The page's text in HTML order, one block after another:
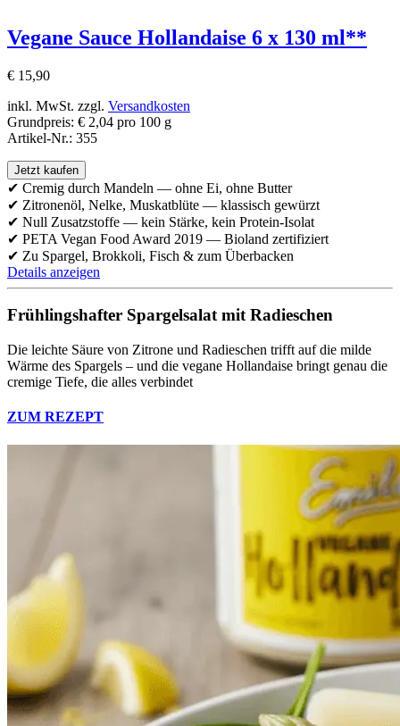
Vegane Sauce Hollandaise 6 x 130 ml**
€ 15,90
inkl. MwSt. zzgl. Versandkosten
Grundpreis: € 2,04 pro 100 g
Artikel-Nr.: 355
Jetzt kaufen
✔ Cremig durch Mandeln — ohne Ei, ohne Butter
✔ Zitronenöl, Nelke, Muskatblüte — klassisch gewürzt
✔ Null Zusatzstoffe — kein Stärke, kein Protein-Isolat
✔ PETA Vegan Food Award 2019 — Bioland zertifiziert
✔ Zu Spargel, Brokkoli, Fisch & zum Überbacken
Details anzeigen
Frühlingshafter Spargelsalat mit Radieschen
Die leichte Säure von Zitrone und Radieschen trifft auf die milde
Wärme des Spargels – und die vegane Hollandaise bringt genau die
cremige Tiefe, die alles verbindet
ZUM REZEPT